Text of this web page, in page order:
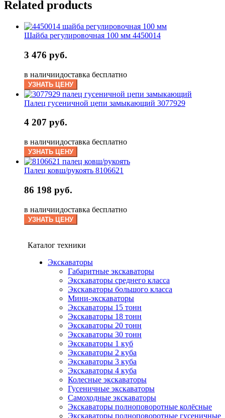
Related products
Шайба регулировочная 100 мм 4450014
3 476 руб.
в наличиидоставка бесплатно
УЗНАТЬ ЦЕНУ
Палец гусеничной цепи замыкающий 3077929
4 207 руб.
в наличиидоставка бесплатно
УЗНАТЬ ЦЕНУ
Палец ковш/рукоять 8106621
86 198 руб.
в наличиидоставка бесплатно
УЗНАТЬ ЦЕНУ
Каталог техники
Экскаваторы
Габаритные экскаваторы
Экскаваторы среднего класса
Экскаваторы большого класса
Мини-экскаваторы
Экскаваторы 15 тонн
Экскаваторы 18 тонн
Экскаваторы 20 тонн
Экскаваторы 30 тонн
Экскаваторы 1 куб
Экскаваторы 2 куба
Экскаваторы 3 куба
Экскаваторы 4 куба
Колесные экскаваторы
Гусеничные экскаваторы
Самоходные экскаваторы
Экскаваторы полноповоротные колёсные
Экскаваторы полноповоротные гусеничные